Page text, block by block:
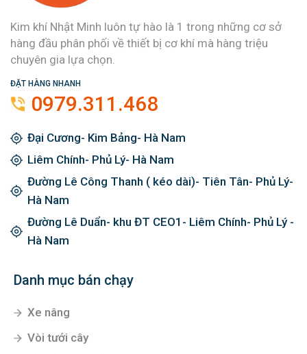
Kim khí Nhật Minh luôn tự hào là 1 trong những cơ sở
hàng đầu phân phối về thiết bị cơ khí mà hàng triệu
chuyên gia lựa chọn.
ĐẶT HÀNG NHANH
0979.311.468
Đại Cương- Kim Bảng- Hà Nam
Liêm Chính- Phủ Lý- Hà Nam
Đường Lê Công Thanh ( kéo dài)- Tiên Tân- Phủ Lý-
Hà Nam
Đường Lê Duẩn- khu ĐT CEO1- Liêm Chính- Phủ Lý -
Hà Nam
Danh mục bán chạy
Xe nâng
Vòi tưới cây